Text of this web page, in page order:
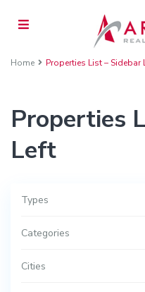
Home Properties List – Sidebar
Properties
Left
Types
Categories
Cities